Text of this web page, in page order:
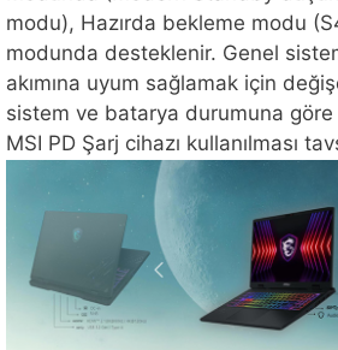
modu), Hazırda bekleme modu
modunda desteklenir. Genel
akımına uyum sağlamak için
sistem ve batarya durumuna
MSI PD Şarj cihazı kullanılması